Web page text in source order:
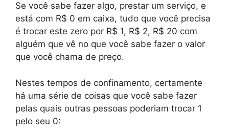
Se você sabe fazer algo, prestar um serviço, e
está com R$ 0 em caixa, tudo que você precisa
é trocar este zero por R$ 1, R$ 2, R$ 20 com
alguém que vê no que você sabe fazer o valor
que você chama de preço.
Nestes tempos de confinamento, certamente
há uma série de coisas que você sabe fazer
pelas quais outras pessoas poderiam trocar 1
pelo seu 0: